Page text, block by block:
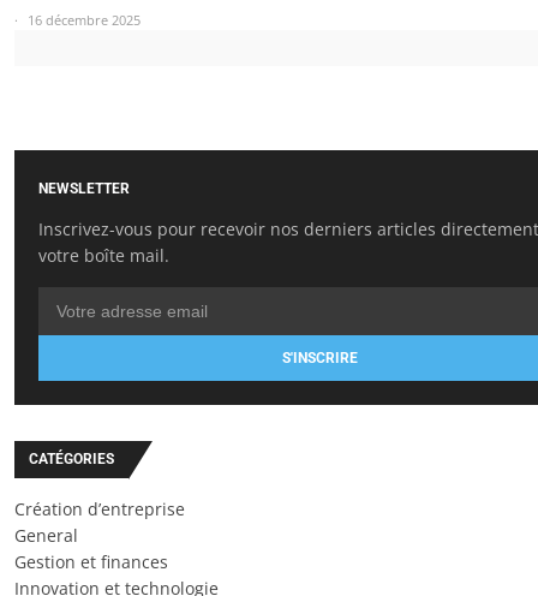
16 décembre 2025
NEWSLETTER
Inscrivez-vous pour recevoir nos derniers articles
votre boîte mail.
S'INSCRIRE
CATÉGORIES
Création d’entreprise
General
Gestion et finances
Innovation et technologie